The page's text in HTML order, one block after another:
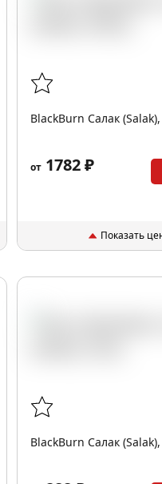
BlackBurn Салак
от 1782 ₽
Показать
BlackBurn Салак